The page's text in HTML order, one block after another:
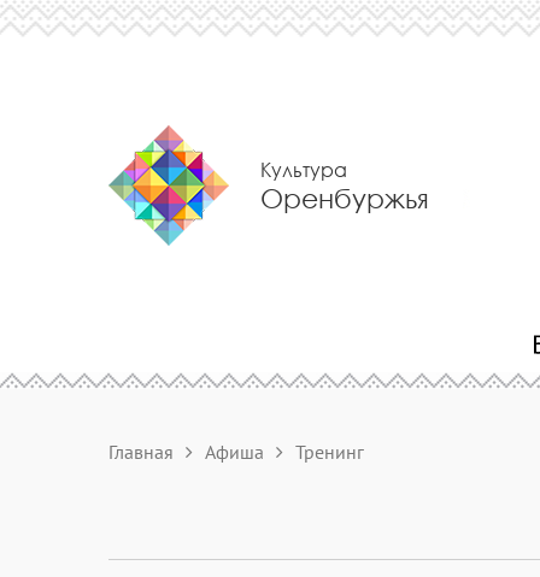
Культура
Оренбуржья
Главная Афиша Тренинг